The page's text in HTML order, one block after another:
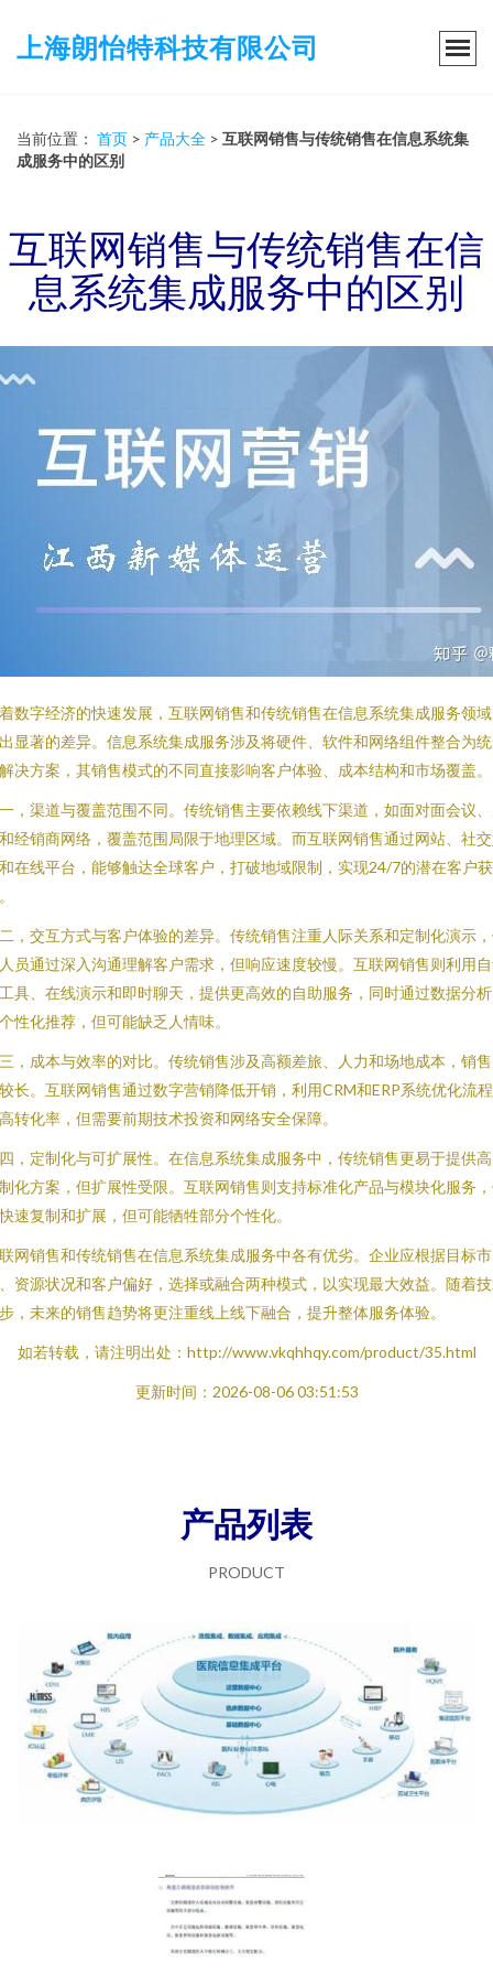
上海朗怡特科技有限公司
当前位置： 首页 > 产品大全 > 互联网销售与传统销售在信息系统集
成服务中的区别
互联网销售与传统销售在信
息系统集成服务中的区别
数字经济的快速发展，互联网销售和传统销售在信息系统集成服务领
显著的差异。信息系统集成服务涉及将硬件、软件和网络组件整合为
决方案，其销售模式的不同直接影响客户体验、成本结构和市场覆盖。
，渠道与覆盖范围不同。传统销售主要依赖线下渠道，如面对面会议
经销商网络，覆盖范围局限于地理区域。而互联网销售通过网站、社
在线平台，能够触达全球客户，打破地域限制，实现24/7的潜在客户获
，交互方式与客户体验的差异。传统销售注重人际关系和定制化演示
员通过深入沟通理解客户需求，但响应速度较慢。互联网销售则利用
具、在线演示和即时聊天，提供更高效的自助服务，同时通过数据分
性化推荐，但可能缺乏人情味。
，成本与效率的对比。传统销售涉及高额差旅、人力和场地成本，销
长。互联网销售通过数字营销降低开销，利用CRM和ERP系统优化流
转化率，但需要前期技术投资和网络安全保障。
，定制化与可扩展性。在信息系统集成服务中，传统销售更易于提供
化方案，但扩展性受限。互联网销售则支持标准化产品与模块化服务
速复制和扩展，但可能牺牲部分个性化。
网销售和传统销售在信息系统集成服务中各有优劣。企业应根据目标市
资源状况和客户偏好，选择或融合两种模式，以实现最大效益。随着
，未来的销售趋势将更注重线上线下融合，提升整体服务体验。
如若转载，请注明出处：http://www.vkqhhqy.com/product/35.html
更新时间：2026-08-06 03:51:53
产品列表
PRODUCT